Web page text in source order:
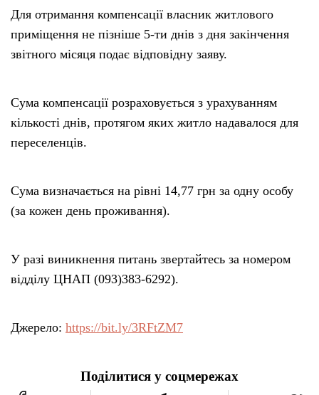
Для отримання компенсації власник житлового
приміщення не пізніше 5-ти днів з дня закінчення
звітного місяця подає відповідну заяву.
Сума компенсації розраховується з урахуванням
кількості днів, протягом яких житло надавалося для
переселенців.
Сума визначається на рівні 14,77 грн за одну особу
(за кожен день проживання).
У разі виникнення питань звертайтесь за номером
відділу ЦНАП (093)383-6292).
Джерело: https://bit.ly/3RFtZM7
Поділитися у соцмережах